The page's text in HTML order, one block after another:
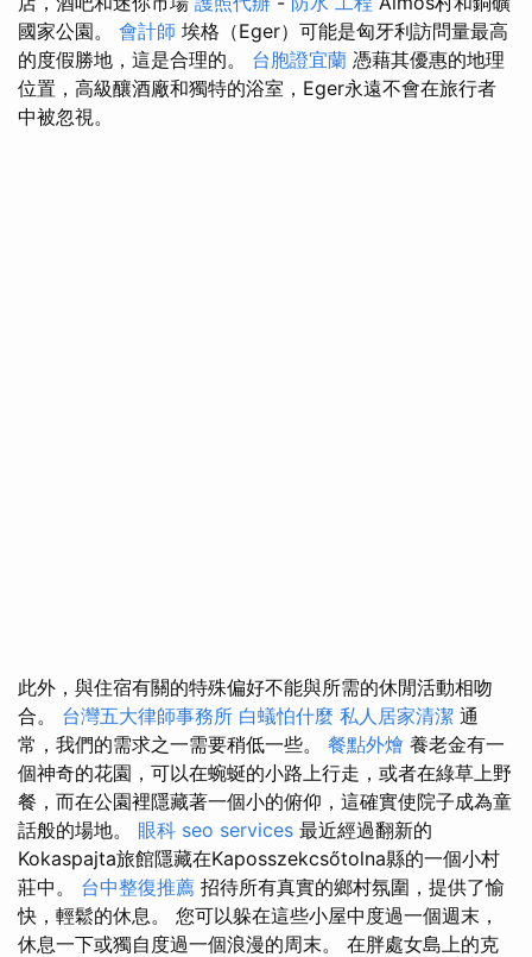
國家公園。 會計師 埃格（Eger）可能是匈牙利訪問量最高
的度假勝地，這是合理的。 台胞證宜蘭 憑藉其優惠的地理
位置，高級釀酒廠和獨特的浴室，Eger永遠不會在旅行者
中被忽視。
此外，與住宿有關的特殊偏好不能與所需的休閒活動相吻
合。 台灣五大律師事務所 白蟻怕什麼 私人居家清潔 通
常，我們的需求之一需要稍低一些。 餐點外燴 養老金有一
個神奇的花園，可以在蜿蜒的小路上行走，或者在綠草上野
餐，而在公園裡隱藏著一個小的俯仰，這確實使院子成為童
話般的場地。 眼科 seo services 最近經過翻新的
Kokaspajta旅館隱藏在Kaposszekcsőtolna縣的一個小村
莊中。 台中整復推薦 招待所有真實的鄉村氛圍，提供了愉
快，輕鬆的休息。 您可以躲在這些小屋中度過一個週末，
休息一下或獨自度過一個浪漫的周末。 在胖處女島上的克